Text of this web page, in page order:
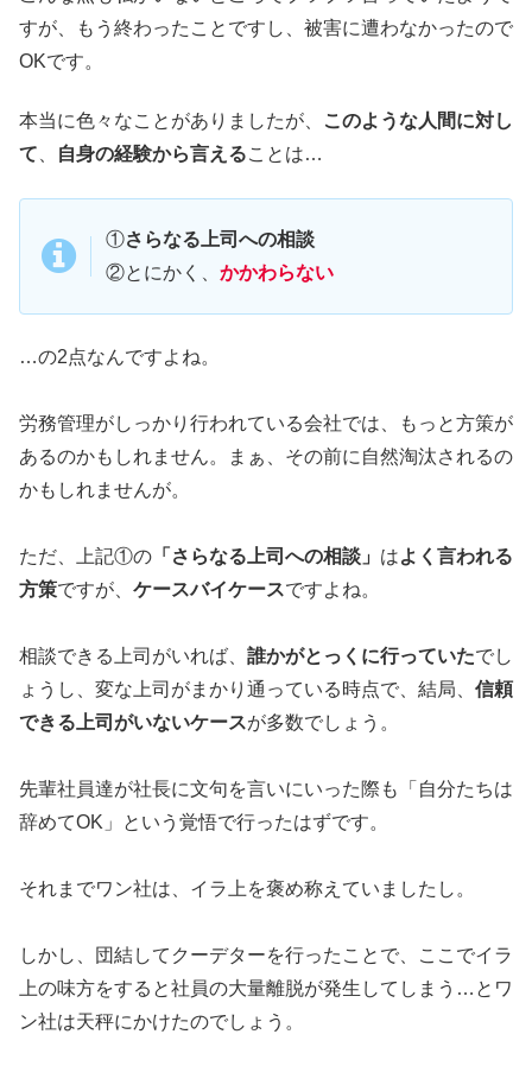
すが、もう終わったことですし、被害に遭わなかったので
OKです。
本当に色々なことがありましたが、
このような人間に対し
て
自身の経験から言えることは…
①さらなる上司への相談
②とにかく、 かかわらない
…の2点なんですよね。
労務管理がしっかり行われている会社では、もっと方策が
あるのかもしれません。まぁ、その前に自然淘汰されるの
かもしれませんが。
ただ、上記①の 「さらなる上司への相談」 はよく言われる
方策ですが、 ケースバイケースですよね。
相談できる上司がいれば、 誰かがとっくに行っていたでし
ょうし、変な上司がまかり通っている時点で、結局、 信頼
できる上司がいないケースが多数でしょう。
先輩社員達が社長に文句を言いにいった際も「自分たちは
辞めてOK」という覚悟で行ったはずです。
それまでワン社は、イラ上を褒め称えていましたし。
しかし、団結してクーデターを行ったことで、ここでイラ
上の味方をすると社員の大量離脱が発生してしまう…とワ
ン社は天秤にかけたのでしょう。